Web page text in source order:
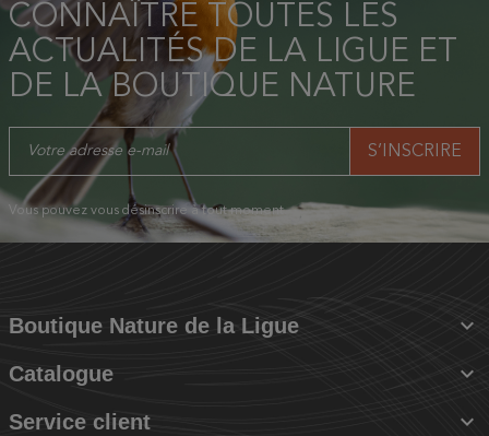
CONNAÎTRE TOUTES LES
ACTUALITÉS DE LA LIGUE ET
DE LA BOUTIQUE NATURE
Vous pouvez vous désinscrire à tout moment.
Boutique Nature de la Ligue 
Catalogue 
Service client 